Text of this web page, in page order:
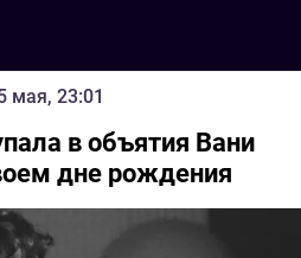
мая, 23:01
в объятия Вани
дне рождения